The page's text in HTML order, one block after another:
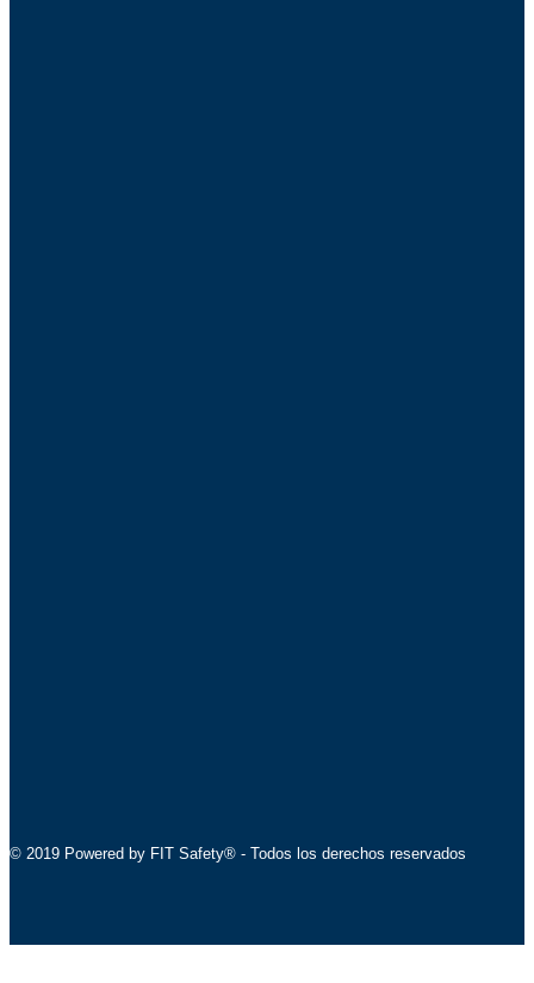
© 2019 Powered by FIT Safety® - Todos los derechos reservados